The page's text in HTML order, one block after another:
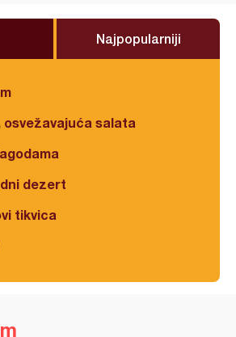
Najpopularniji
osvežavajuća salata
dezert
tikvica